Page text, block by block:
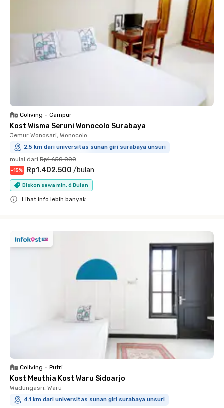
Coliving • Campur
Kost Wisma Seruni Wonocolo Surabaya
Jemur Wonosari, Wonocolo
2.5 km dari universitas sunan giri surabaya unsuri
mulai dari Rp1.650.000
-15% Rp1.402.500 /bulan
Diskon sewa min. 6 Bulan
Lihat info lebih banyak
Coliving • Putri
Kost Meuthia Kost Waru Sidoarjo
Wadungasri, Waru
4.1 km dari universitas sunan giri surabaya unsuri